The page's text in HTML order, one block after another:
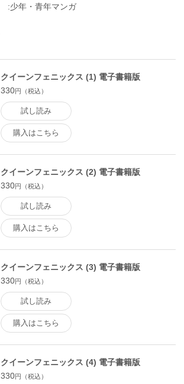
少年・青年マンガ
クイーンフェニックス (1) 電子書籍版
330円（税込）
試し読み
購入はこちら
クイーンフェニックス (2) 電子書籍版
330円（税込）
試し読み
購入はこちら
クイーンフェニックス (3) 電子書籍版
330円（税込）
試し読み
購入はこちら
クイーンフェニックス (4) 電子書籍版
330円（税込）